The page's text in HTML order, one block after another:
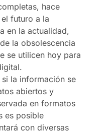
hace
futuro a la
en la actualidad,
la obsolescencia
se utilicen hoy para
la información se
abiertos y
en formatos
es posible
con diversas